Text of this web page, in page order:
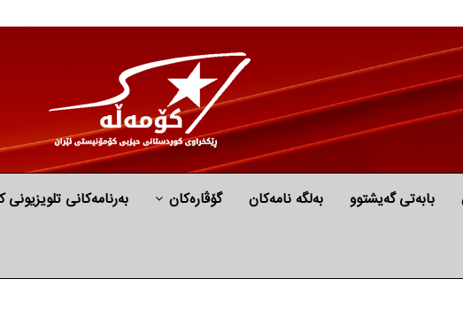
بابه‌تی گه‌یشتوو به‌لگه‌ نامه‌كان گۆڤارەکان بەرنامەکانی تلویزیونی